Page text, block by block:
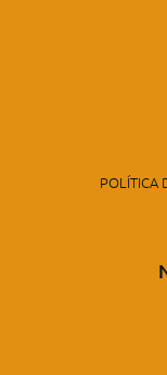
POLÍTICA